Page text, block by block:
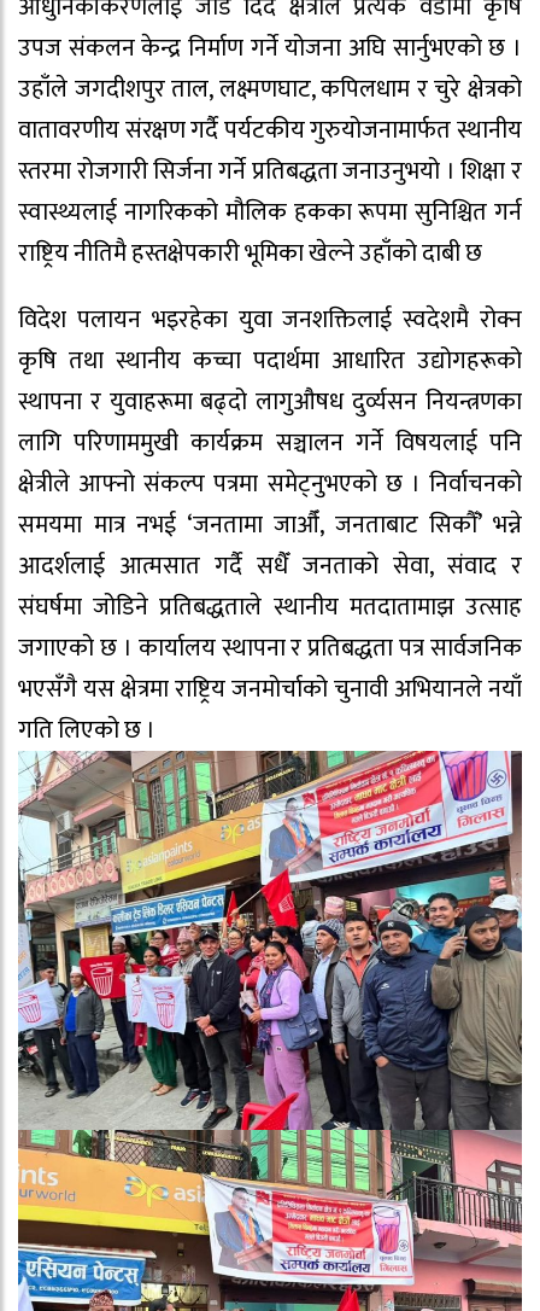
उपज संकलन केन्द्र निर्माण गर्ने योजना अघि सार्नुभएको छ ।
उहाँले जगदीशपुर ताल, लक्ष्मणघाट, कपिलधाम र चुरे क्षेत्रको
वातावरणीय संरक्षण गर्दै पर्यटकीय गुरुयोजनामार्फत स्थानीय
स्तरमा रोजगारी सिर्जना गर्ने प्रतिबद्धता जनाउनुभयो । शिक्षा र
स्वास्थ्यलाई नागरिकको मौलिक हकका रूपमा सुनिश्चित गर्न
राष्ट्रिय नीतिमै हस्तक्षेपकारी भूमिका खेल्ने उहाँको दाबी छ
​विदेश पलायन भइरहेका युवा जनशक्तिलाई स्वदेशमै रोक्न
कृषि तथा स्थानीय कच्चा पदार्थमा आधारित उद्योगहरूको
स्थापना र युवाहरूमा बढ्दो लागुऔषध दुर्व्यसन नियन्त्रणका
लागि परिणाममुखी कार्यक्रम सञ्चालन गर्ने विषयलाई पनि
क्षेत्रीले आफ्नो संकल्प पत्रमा समेट्नुभएको छ । निर्वाचनको
समयमा मात्र नभई ‘जनतामा जाऔँ, जनताबाट सिकौँ’ भन्ने
आदर्शलाई आत्मसात गर्दै सधैँ जनताको सेवा, संवाद र
संघर्षमा जोडिने प्रतिबद्धताले स्थानीय मतदातामाझ उत्साह
जगाएको छ । कार्यालय स्थापना र प्रतिबद्धता पत्र सार्वजनिक
भएसँगै यस क्षेत्रमा राष्ट्रिय जनमोर्चाको चुनावी अभियानले नयाँ
गति लिएको छ ।